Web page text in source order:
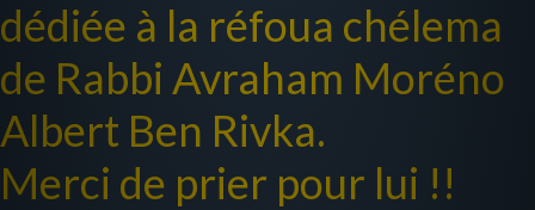
dédiée à la réfoua chélema
de Rabbi Avraham Moréno
Albert Ben Rivka.
Merci de prier pour lui !!